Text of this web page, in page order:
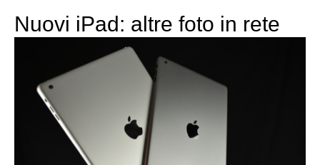
Nuovi iPad: altre foto in rete